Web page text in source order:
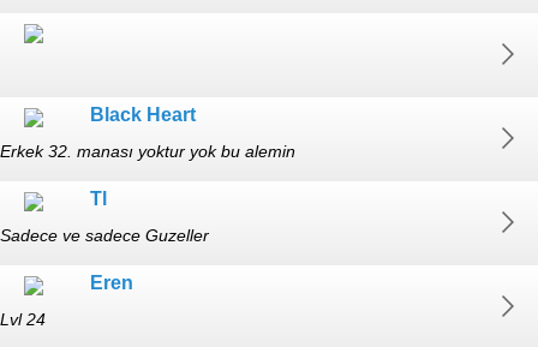
Black Heart
Erkek 32. manası yoktur yok bu alemin
Tl
Sadece ve sadece Guzeller
Eren
Lvl 24